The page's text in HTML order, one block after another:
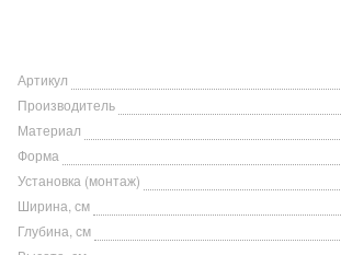
Артикул
Производитель
Материал
Форма
Установка (монтаж)
Ширина, см
Глубина, см